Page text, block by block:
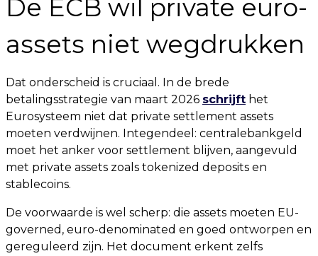
De ECB wil private euro-
assets niet wegdrukken
Dat onderscheid is cruciaal. In de brede
betalingsstrategie van maart 2026 schrijft het
Eurosysteem niet dat private settlement assets
moeten verdwijnen. Integendeel: centralebankgeld
moet het anker voor settlement blijven, aangevuld
met private assets zoals tokenized deposits en
stablecoins.
De voorwaarde is wel scherp: die assets moeten EU-
governed, euro-denominated en goed ontworpen en
gereguleerd zijn. Het document erkent zelfs